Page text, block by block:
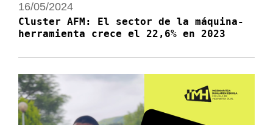
16/05/2024
Cluster AFM: El sector de la máquina-
herramienta crece el 22,6% en 2023